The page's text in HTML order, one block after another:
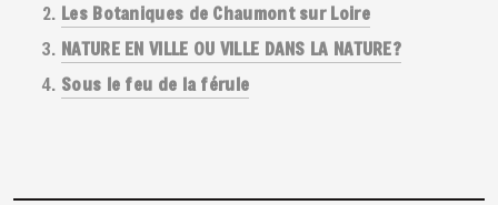
Les Botaniques de Chaumont sur Loire
NATURE EN VILLE OU VILLE DANS LA NATURE?
Sous le feu de la férule